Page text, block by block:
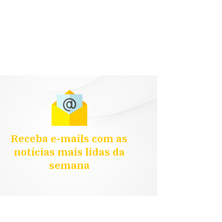
Receba e-mails com as
notícias mais lidas da
semana